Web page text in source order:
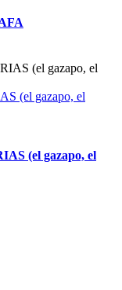
(el gazapo, el
(el gazapo, el